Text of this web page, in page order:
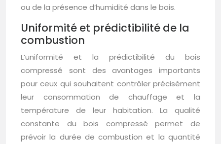
ou de la présence d’humidité dans le bois.
Uniformité et prédictibilité de la
combustion
L’uniformité et la prédictibilité du bois
compressé sont des avantages importants
pour ceux qui souhaitent contrôler précisément
leur consommation de chauffage et la
température de leur habitation. La qualité
constante du bois compressé permet de
prévoir la durée de combustion et la quantité